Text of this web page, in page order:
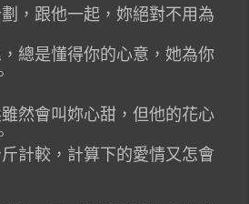
，跟他一起，妳絕對不用為
總是懂得你的心意，她為你
然會叫妳心甜，但他的花心
計較，計算下的愛情又怎會